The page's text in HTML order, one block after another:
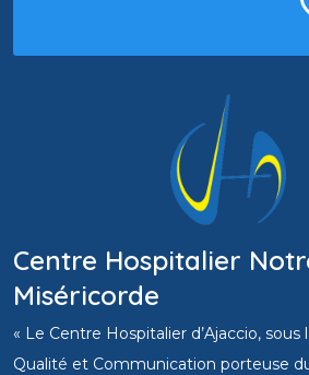
Centre Hospitalier
Miséricorde
« Le Centre Hospitalier d’Ajaccio, sous
Qualité et Communication porteuse